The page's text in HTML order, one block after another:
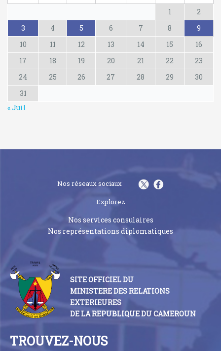
1
2
3
4 5 6 7 8
9
10
11 12 13 14 15
16
17
18 19 20 21 22
23
24
25 26 27 28 29
30
31
« Juil
Nos réseaux sociaux
Explorez
Nos services consulaires
Nos représentations diplomatiques
SITE OFFICIEL DU
MINISTERE DES RELATIONS
EXTERIEURES
DE LA REPUBLIQUE DU CAMEROUN
TROUVEZ-NOUS